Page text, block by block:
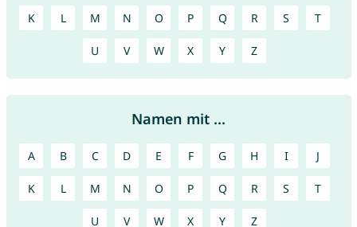
K L M N O P Q R S T
U V W X Y Z
Namen mit ...
A B C D E F G H I J
K L M N O P Q R S T
U V W X Y Z